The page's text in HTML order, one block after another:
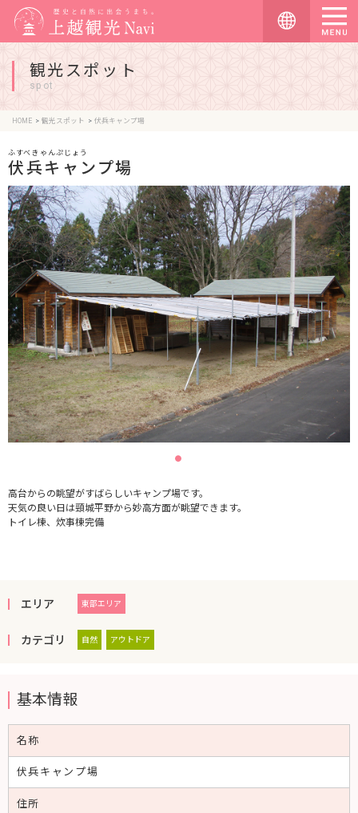
観光スポット
spot
HOME 観光スポット 伏兵キャンプ場
伏兵キャンプ場
ふすべきゃんぷじょう
高台からの眺望がすばらしいキャンプ場です。
天気の良い日は頸城平野から妙高方面が眺望できます。
トイレ棟、炊事棟完備
エリア 東部エリア
カテゴリ 自然 アウトドア
基本情報
名称
伏兵キャンプ場
住所